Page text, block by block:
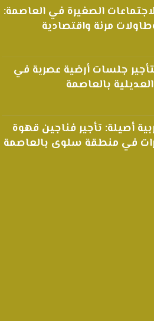
الصغيرة في العاصمة:
مرنة واقتصادية
جلسات أرضية عصرية في
بالعاصمة
أصيلة: تأجير فناجين قهوة
في منطقة سلوى بالعاصمة